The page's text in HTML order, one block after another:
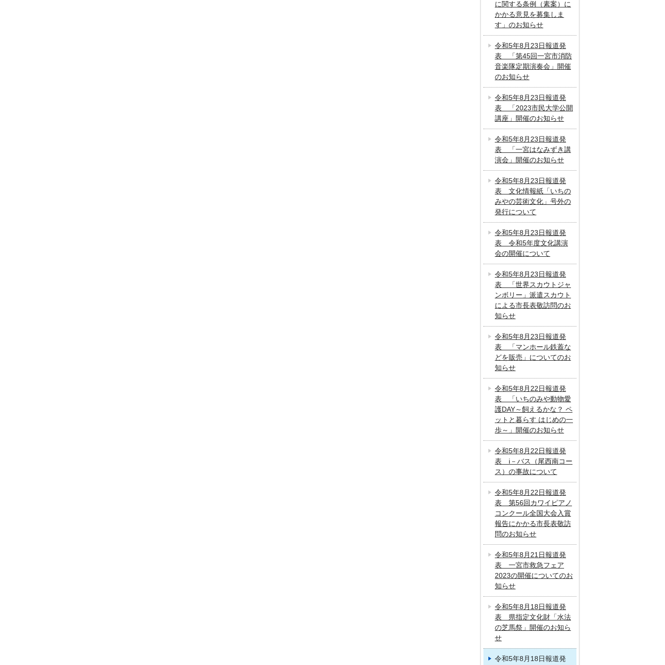
に関する条例（素案）に
かかる意見を募集しま
す」のお知らせ
令和5年8月23日報道発
表 「第45回一宮市消防
音楽隊定期演奏会」開催
のお知らせ
令和5年8月23日報道発
表 「2023市民大学公開
講座」開催のお知らせ
令和5年8月23日報道発
表 「一宮はなみずき講
演会」開催のお知らせ
令和5年8月23日報道発
表 文化情報紙「いちの
みやの芸術文化」号外の
発行について
令和5年8月23日報道発
表 令和5年度文化講演
会の開催について
令和5年8月23日報道発
表 「世界スカウトジャ
ンボリー」派遣スカウト
による市長表敬訪問のお
知らせ
令和5年8月23日報道発
表 「マンホール鉄蓋な
どを販売」についてのお
知らせ
令和5年8月22日報道発
表 「いちのみや動物愛
護DAY～飼えるかな？ ペ
ットと暮らす はじめの一
歩～」開催のお知らせ
令和5年8月22日報道発
表 i－バス（尾西南コー
ス）の事故について
令和5年8月22日報道発
表 第56回カワイピアノ
コンクール全国大会入賞
報告にかかる市長表敬訪
問のお知らせ
令和5年8月21日報道発
表 一宮市救急フェア
2023の開催についてのお
知らせ
令和5年8月18日報道発
表 県指定文化財「水法
の芝馬祭」開催のお知ら
せ
令和5年8月18日報道発